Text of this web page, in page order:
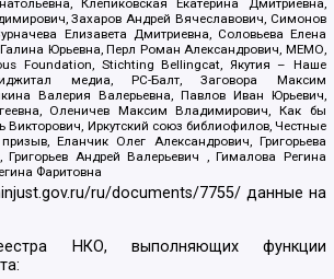
Клепиковская Екатерина Дмитриевна,
Захаров Андрей Вячеславович, Симонов
Елизавета Дмитриевна, Соловьева Елена
Юрьевна, Перл Роман Александрович, МЕМО,
Foundation, Stichting Bellingcat, Якутия – Наше
медиа, РС-Балт, Заговора Максим
Валерия Валерьевна, Павлов Иван Юрьевич,
Оленичев Максим Владимирович, Как бы
Викторович, Иркутский союз библиофилов, Честные
Еланчик Олег Александрович, Григорьева
Григорьев Андрей Валерьевич , Гималова Регина
Фаритовна
ru/documents/7755/ данные на
НКО, выполняющих функции